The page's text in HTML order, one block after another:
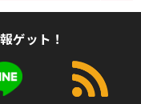
ゲット！